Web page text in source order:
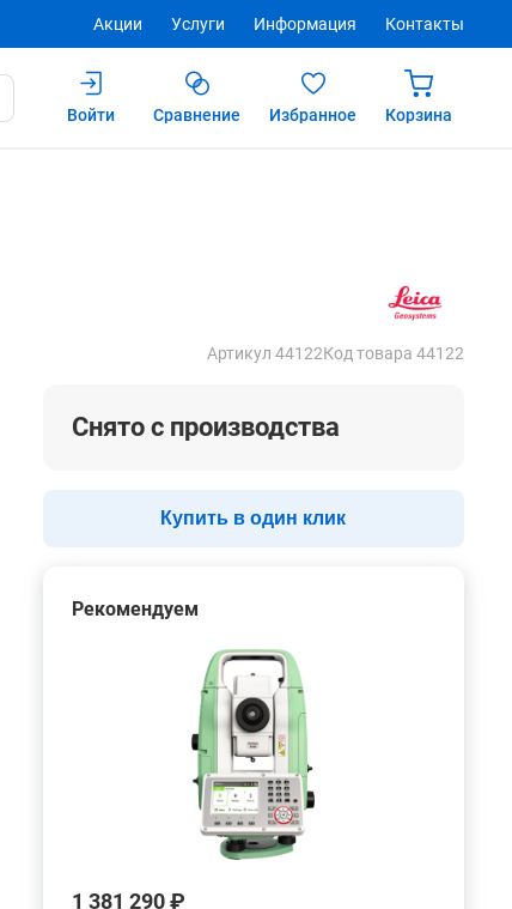
Акции Услуги Информация Контакты
Войти
Сравнение Избранное Корзина
Артикул 44122Код товара 44122
Снято с производства
Купить в один клик
Рекомендуем
1 381 290 ₽